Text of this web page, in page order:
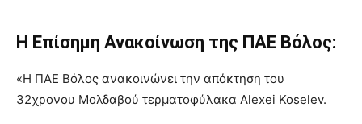
Η Επίσημη Ανακοίνωση της ΠΑΕ Βόλος:
«Η ΠΑΕ Βόλος ανακοινώνει την απόκτηση του
32χρονου Μολδαβού τερματοφύλακα Alexei Koselev.